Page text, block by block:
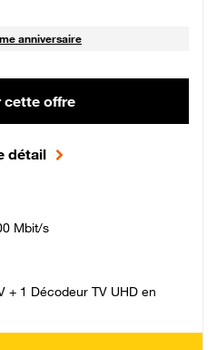
anniversaire
cette offre
détail
Mbit/s
+ 1 Décodeur TV UHD en